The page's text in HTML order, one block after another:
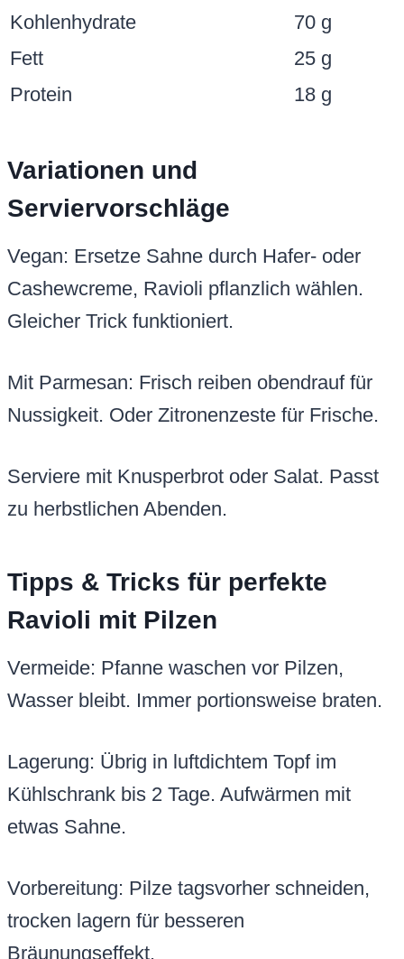
Kohlenhydrate
70 g
Fett
25 g
Protein
18 g
Variationen und
Serviervorschläge
Vegan: Ersetze Sahne durch Hafer- oder
Cashewcreme, Ravioli pflanzlich wählen.
Gleicher Trick funktioniert.
Mit Parmesan: Frisch reiben obendrauf für
Nussigkeit. Oder Zitronenzeste für Frische.
Serviere mit Knusperbrot oder Salat. Passt
zu herbstlichen Abenden.
Tipps & Tricks für perfekte
Ravioli mit Pilzen
Vermeide: Pfanne waschen vor Pilzen,
Wasser bleibt. Immer portionsweise braten.
Lagerung: Übrig in luftdichtem Topf im
Kühlschrank bis 2 Tage. Aufwärmen mit
etwas Sahne.
Vorbereitung: Pilze tagsvorher schneiden,
trocken lagern für besseren
Bräunungseffekt.